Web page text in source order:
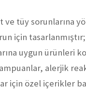
ve tüy sorunlarına
için
uygun ürünleri
alerjik
için özel içerikler